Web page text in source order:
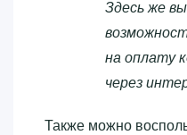
Здесь же
на оплату
через
Также можно